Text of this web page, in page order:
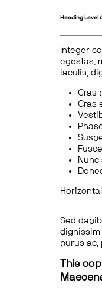
Heading Level
Integer
egestas,
iaculis,
Cras
Cras
Sed
dignissim
purus ac,
This